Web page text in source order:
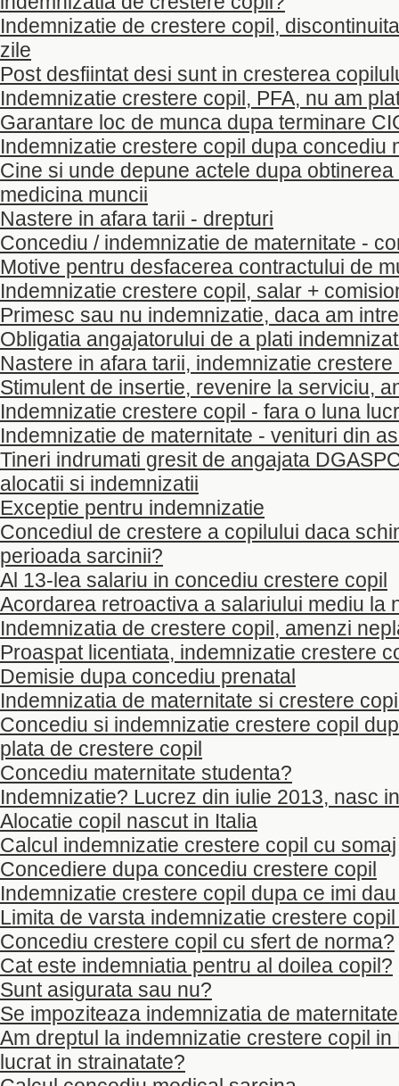
Indemnizatie de crestere copil,
zile
Post desfiintat desi sunt in cresterea
Indemnizatie crestere copil, PFA, nu am
Garantare loc de munca dupa terminare
Indemnizatie crestere copil dupa concediu
Cine si unde depune actele dupa
medicina muncii
Nastere in afara tarii - drepturi
Concediu / indemnizatie de maternitate -
Motive pentru desfacerea contractului de
Indemnizatie crestere copil, salar +
Primesc sau nu indemnizatie, daca am
Obligatia angajatorului de a plati
Nastere in afara tarii, indemnizatie crestere
Stimulent de insertie, revenire la serviciu,
Indemnizatie crestere copil - fara o luna
Indemnizatie de maternitate - venituri din
Tineri indrumati gresit de angajata
alocatii si indemnizatii
Exceptie pentru indemnizatie
Concediul de crestere a copilului daca
perioada sarcinii?
Al 13-lea salariu in concediu crestere copil
Acordarea retroactiva a salariului mediu la
Indemnizatia de crestere copil, amenzi
Proaspat licentiata, indemnizatie crestere
Demisie dupa concediu prenatal
Indemnizatia de maternitate si crestere
Concediu si indemnizatie crestere copil
plata de crestere copil
Concediu maternitate studenta?
Indemnizatie? Lucrez din iulie 2013, nasc
Alocatie copil nascut in Italia
Calcul indemnizatie crestere copil cu somaj
Concediere dupa concediu crestere copil
Indemnizatie crestere copil dupa ce imi
Limita de varsta indemnizatie crestere
Concediu crestere copil cu sfert de norma?
Cat este indemniatia pentru al doilea copil?
Sunt asigurata sau nu?
Se impoziteaza indemnizatia de
Am dreptul la indemnizatie crestere copil
lucrat in strainatate?